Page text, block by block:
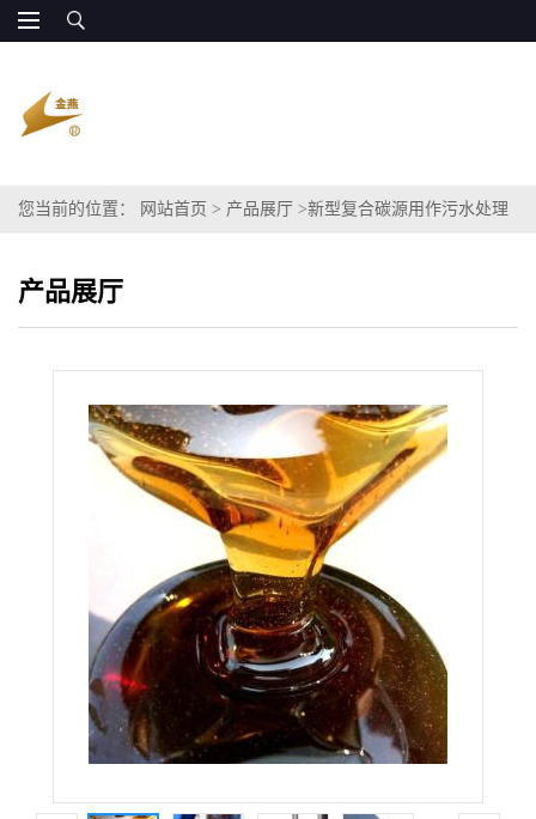
您当前的位置： 网站首页 > 产品展厅 >新型复合碳源用作污水处理
产品展厅